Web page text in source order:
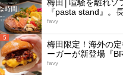
梅田│喧騒を離れソ
『pasta stand』。
favy
5
梅田限定！海外の
ーガーが新登場『
favy